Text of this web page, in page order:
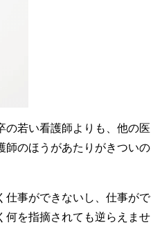
の若い看護師よりも、他の医
師のほうがあたりがきついの
仕事ができないし、仕事がで
何を指摘されても逆らえませ